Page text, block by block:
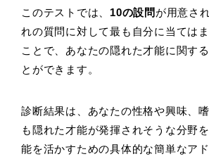
このテストでは、 10の設問 が用意さ
れの質問に対して最も自分に当ては
ことで、あなたの隠れた才能に関す
とができます。
診断結果は、あなたの性格や興味、
も隠れた才能が発揮されそうな分野
能を活かすための具体的な簡単なア